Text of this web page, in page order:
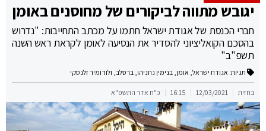
יגובש מתווה לביקורים של מחוסנים באומן
חברי הכנסת של אגודת ישראל חתמו על מכתב התחייבות: "נדרוש
בהסכם הקואליציוני להסדיר את הנסיעה לאומן לקראת ראש השנה
תשפ"ב"
תגיות: אגודת ישראל, אומן, בנימין נתניהו, ברסלב, ולודומיר זלנסקי
בחזית 12/03/2021
16:15 כ"ח אדר התשפ"א